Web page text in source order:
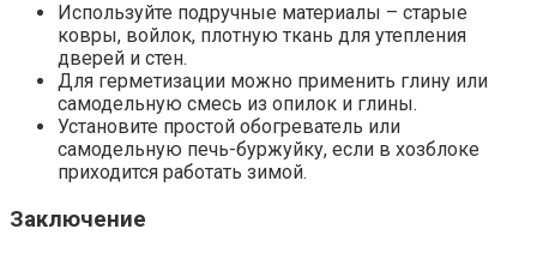
Используйте подручные материалы – старые
ковры, войлок, плотную ткань для утепления
дверей и стен.
Для герметизации можно применить глину или
самодельную смесь из опилок и глины.
Установите простой обогреватель или
самодельную печь-буржуйку, если в хозблоке
приходится работать зимой.
Заключение